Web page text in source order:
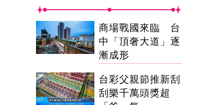
商場戰國來臨 台
中「頂奢大道」逐
漸成形
台彩父親節推新刮
刮樂千萬頭獎超